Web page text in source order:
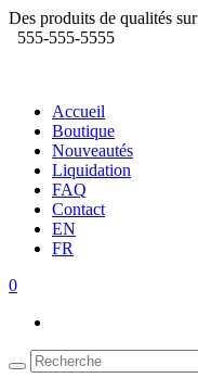
Des produits de qualités
555-555-5555
Accueil
Boutique
Nouveautés
Liquidation
FAQ
Contact
EN
FR
0